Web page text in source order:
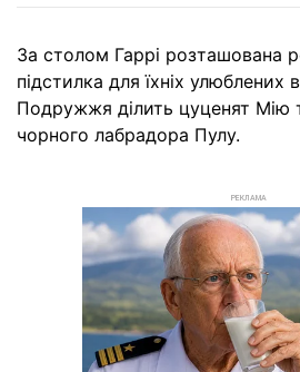
За столом Гаррі розташована
підстилка для їхніх улюблених
Подружжя ділить цуценят Мію
чорного лабрадора Пулу.
РЕКЛАМА